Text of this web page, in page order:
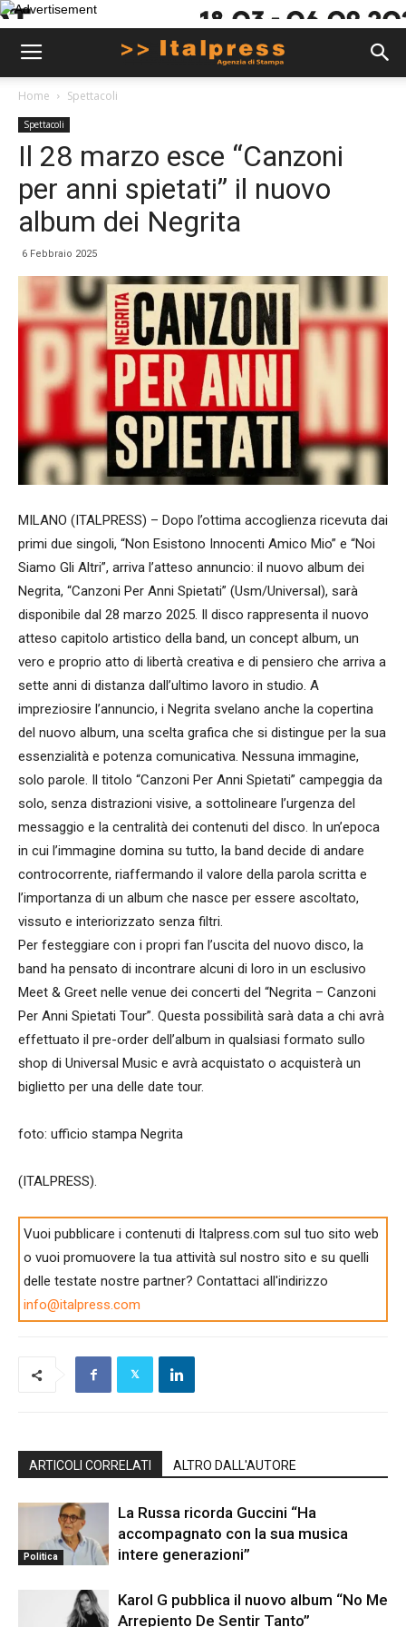
Home Spettacoli
Spettacoli
Il 28 marzo esce “Canzoni
per anni spietati” il nuovo
album dei Negrita
6 Febbraio 2025
MILANO (ITALPRESS) – Dopo l’ottima accoglienza ricevuta dai
primi due singoli, “Non Esistono Innocenti Amico Mio” e “Noi
Siamo Gli Altri”, arriva l’atteso annuncio: il nuovo album dei
Negrita, “Canzoni Per Anni Spietati” (Usm/Universal), sarà
disponibile dal 28 marzo 2025. Il disco rappresenta il nuovo
atteso capitolo artistico della band, un concept album, un
vero e proprio atto di libertà creativa e di pensiero che arriva a
sette anni di distanza dall’ultimo lavoro in studio. A
impreziosire l’annuncio, i Negrita svelano anche la copertina
del nuovo album, una scelta grafica che si distingue per la sua
essenzialità e potenza comunicativa. Nessuna immagine,
solo parole. Il titolo “Canzoni Per Anni Spietati” campeggia da
solo, senza distrazioni visive, a sottolineare l’urgenza del
messaggio e la centralità dei contenuti del disco. In un’epoca
in cui l’immagine domina su tutto, la band decide di andare
controcorrente, riaffermando il valore della parola scritta e
l’importanza di un album che nasce per essere ascoltato,
vissuto e interiorizzato senza filtri.
Per festeggiare con i propri fan l’uscita del nuovo disco, la
band ha pensato di incontrare alcuni di loro in un esclusivo
Meet & Greet nelle venue dei concerti del “Negrita – Canzoni
Per Anni Spietati Tour”. Questa possibilità sarà data a chi avrà
effettuato il pre-order dell’album in qualsiasi formato sullo
shop di Universal Music e avrà acquistato o acquisterà un
biglietto per una delle date tour.
foto: ufficio stampa Negrita
(ITALPRESS).
Vuoi pubblicare i contenuti di Italpress.com sul tuo sito web
o vuoi promuovere la tua attività sul nostro sito e su quelli
delle testate nostre partner? Contattaci all'indirizzo
info@italpress.com
ARTICOLI CORRELATI ALTRO DALL'AUTORE
Politica
La Russa ricorda Guccini “Ha
accompagnato con la sua musica
intere generazioni”
Karol G pubblica il nuovo album “No Me
Arrepiento De Sentir Tanto”